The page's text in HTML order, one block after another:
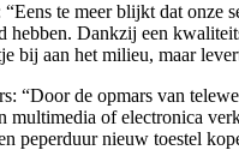
te meer blijkt dat onze
hebben. Dankzij een
bij aan het milieu, maar
“Door de opmars van
multimedia of electronica
peperduur nieuw toestel